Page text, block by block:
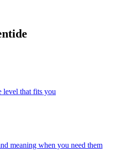
level that fits you
meaning when you need them